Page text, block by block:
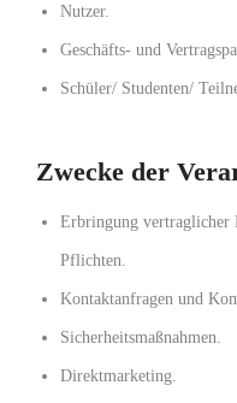
Nutzer.
Geschäfts- und
Schüler/ Studenten/
Zwecke der
Erbringung vertraglicher
Pflichten.
Kontaktanfragen und
Sicherheitsmaßnahmen.
Direktmarketing.